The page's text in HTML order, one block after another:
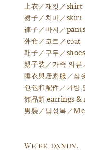
上衣／재킷／shirt
裙子／치마／skirt
褲子／바지／pants
外套／코트／coat
鞋子／구두／shoes
親子裝／가족 의
睡衣與居家服／잠
包包和配件／가방
飾品類 earrings &
男裝／남성복／
We're dandy.